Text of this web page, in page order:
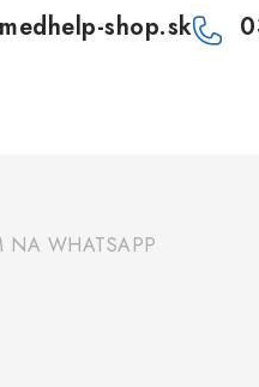
medhelp-shop.sk
NA WHATSAPP